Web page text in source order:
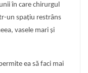
în care chirurgul
un spațiu restrâns
vasele mari și
ea să faci mai